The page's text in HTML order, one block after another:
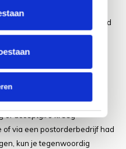
werken met bepaalde
een 30 dagen bedenktijd
gewoon thuis laten
bij jou in de buurt.
betalen bestaat al vele
of acceptgiro kreeg
of via een postorderbedrijf had
kun je tegenwoordig